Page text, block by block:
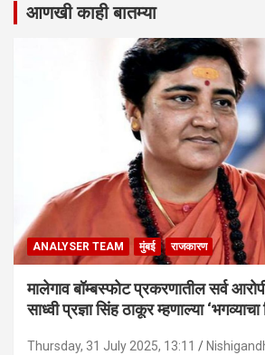
आणखी काही बातम्या
ANALYSER TEAM मुंबई राजकारण
मालेगाव बॉम्बस्फोट प्रकरणातील सर्व
साध्वी प्रज्ञा सिंह ठाकूर म्हणाल्या
Thursday, 31 July 2025, 13:11